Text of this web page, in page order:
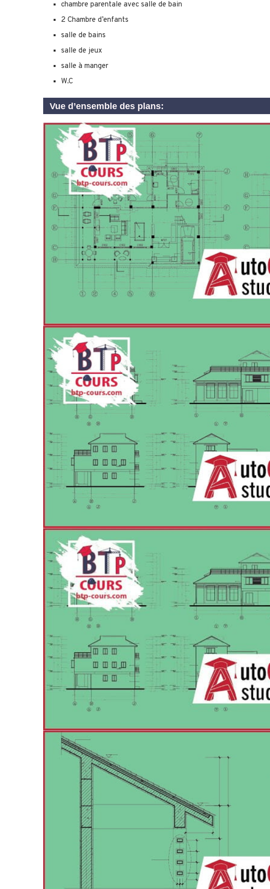
chambre parentale avec salle de bain
2 Chambre d’enfants
salle de bains
salle de jeux
salle à manger
W.C
Vue d’ensemble des plans: